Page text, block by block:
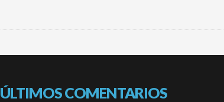
ÚLTIMOS COMENTARIOS